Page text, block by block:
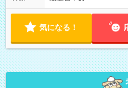
気になる！